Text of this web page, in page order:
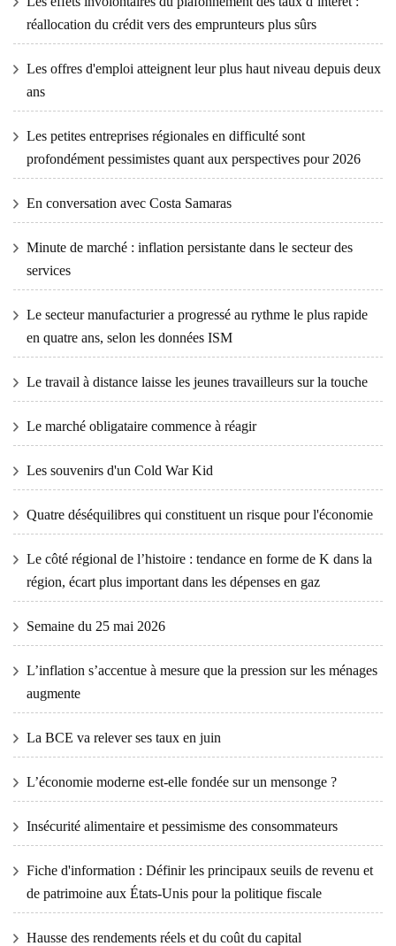
réallocation du crédit vers des emprunteurs plus sûrs
Les offres d'emploi atteignent leur plus haut niveau depuis deux
ans
Les petites entreprises régionales en difficulté sont
profondément pessimistes quant aux perspectives pour 2026
En conversation avec Costa Samaras
Minute de marché : inflation persistante dans le secteur des
services
Le secteur manufacturier a progressé au rythme le plus rapide
en quatre ans, selon les données ISM
Le travail à distance laisse les jeunes travailleurs sur la touche
Le marché obligataire commence à réagir
Les souvenirs d'un Cold War Kid
Quatre déséquilibres qui constituent un risque pour l'économie
Le côté régional de l’histoire : tendance en forme de K dans la
région, écart plus important dans les dépenses en gaz
Semaine du 25 mai 2026
L’inflation s’accentue à mesure que la pression sur les ménages
augmente
La BCE va relever ses taux en juin
L’économie moderne est-elle fondée sur un mensonge ?
Insécurité alimentaire et pessimisme des consommateurs
Fiche d'information : Définir les principaux seuils de revenu et
de patrimoine aux États-Unis pour la politique fiscale
Hausse des rendements réels et du coût du capital